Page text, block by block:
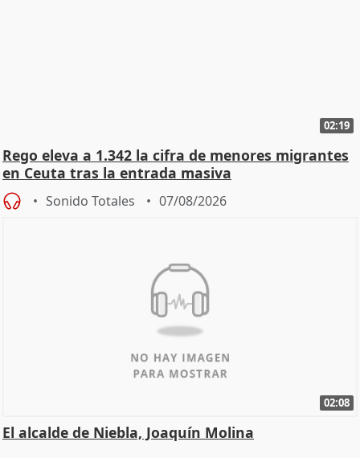
02:19
Rego eleva a 1.342 la cifra de menores migrantes
en Ceuta tras la entrada masiva
Sonido Totales 07/08/2026
02:08
El alcalde de Niebla, Joaquín Molina